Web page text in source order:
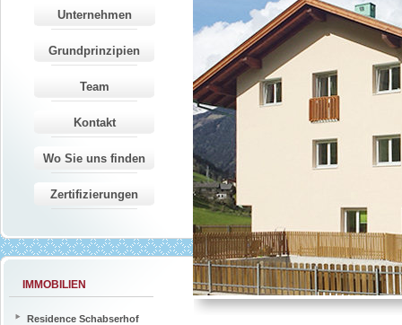
Unternehmen
Grundprinzipien
Team
Kontakt
Wo Sie uns finden
Zertifizierungen
IMMOBILIEN
Residence Schabserhof